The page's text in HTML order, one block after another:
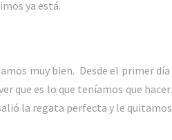
ya está.
muy bien. Desde el primer día
que es lo que teníamos que hacer.
la regata perfecta y le quitamos